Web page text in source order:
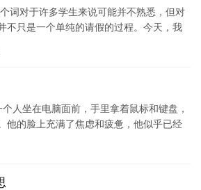
词对于许多学生来说可能并不熟悉，但对
不只是一个单纯的请假的过程。今天，我
人坐在电脑面前，手里拿着鼠标和键盘，
他的脸上充满了焦虑和疲惫，他似乎已经